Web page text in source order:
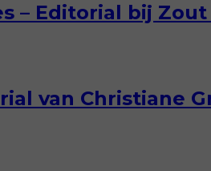
– Editorial bij Zout
van Christiane